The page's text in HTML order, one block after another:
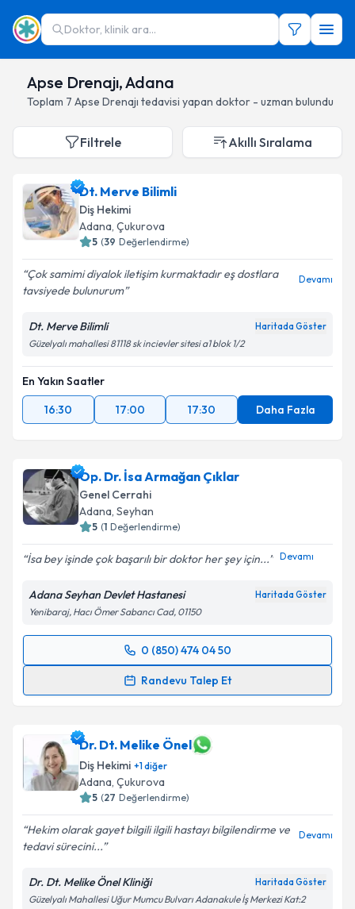
Doktor, klinik ara...
Apse Drenajı, Adana
Toplam 7 Apse Drenajı tedavisi yapan doktor - uzman bulundu
Filtrele Akıllı Sıralama
Dt. Merve Bilimli
Diş Hekimi
Adana, Çukurova
5 (39 Değerlendirme)
Çok samimi diyalok iletişim kurmaktadır eş dostlara
tavsiyede bulunurum
Devamı
Dt. Merve Bilimli Haritada Göster
Güzelyalı mahallesi 81118 sk incievler sitesi a1 blok 1/2
En Yakın Saatler
16:30
17:00 17:30 Daha Fazla
Op. Dr. İsa Armağan Çıklar
Genel Cerrahi
Adana, Seyhan
5 (1 Değerlendirme)
İsa bey işinde çok başarılı bir doktor her şey için... Devamı
Adana Seyhan Devlet Hastanesi Haritada Göster
Yenibaraj, Hacı Ömer Sabancı Cad, 01150
0 (850) 474 04 50
Randevu Talep Et
Randevu Takvimi Talebi
için bir takvim hazırlandığında e-posta ile
bilgilendireceğiz.
E-posta Adresiniz
Metni'ni okudum ve kişisel verilerimin belirtilen
kapsamda işlenmesini kabul ediyorum.
Dr. Dt. Melike Önel
Diş Hekimi +1diğer
Adana, Çukurova
5 (27 Değerlendirme)
Hekim olarak gayet bilgili ilgili hastayı bilgilendirme ve
tedavi sürecini...
Devamı
Dr. Dt. Melike Önel Kliniği Haritada Göster
Güzelyalı Mahallesi Uğur Mumcu Bulvarı Adanakule İş Merkezi Kat:2